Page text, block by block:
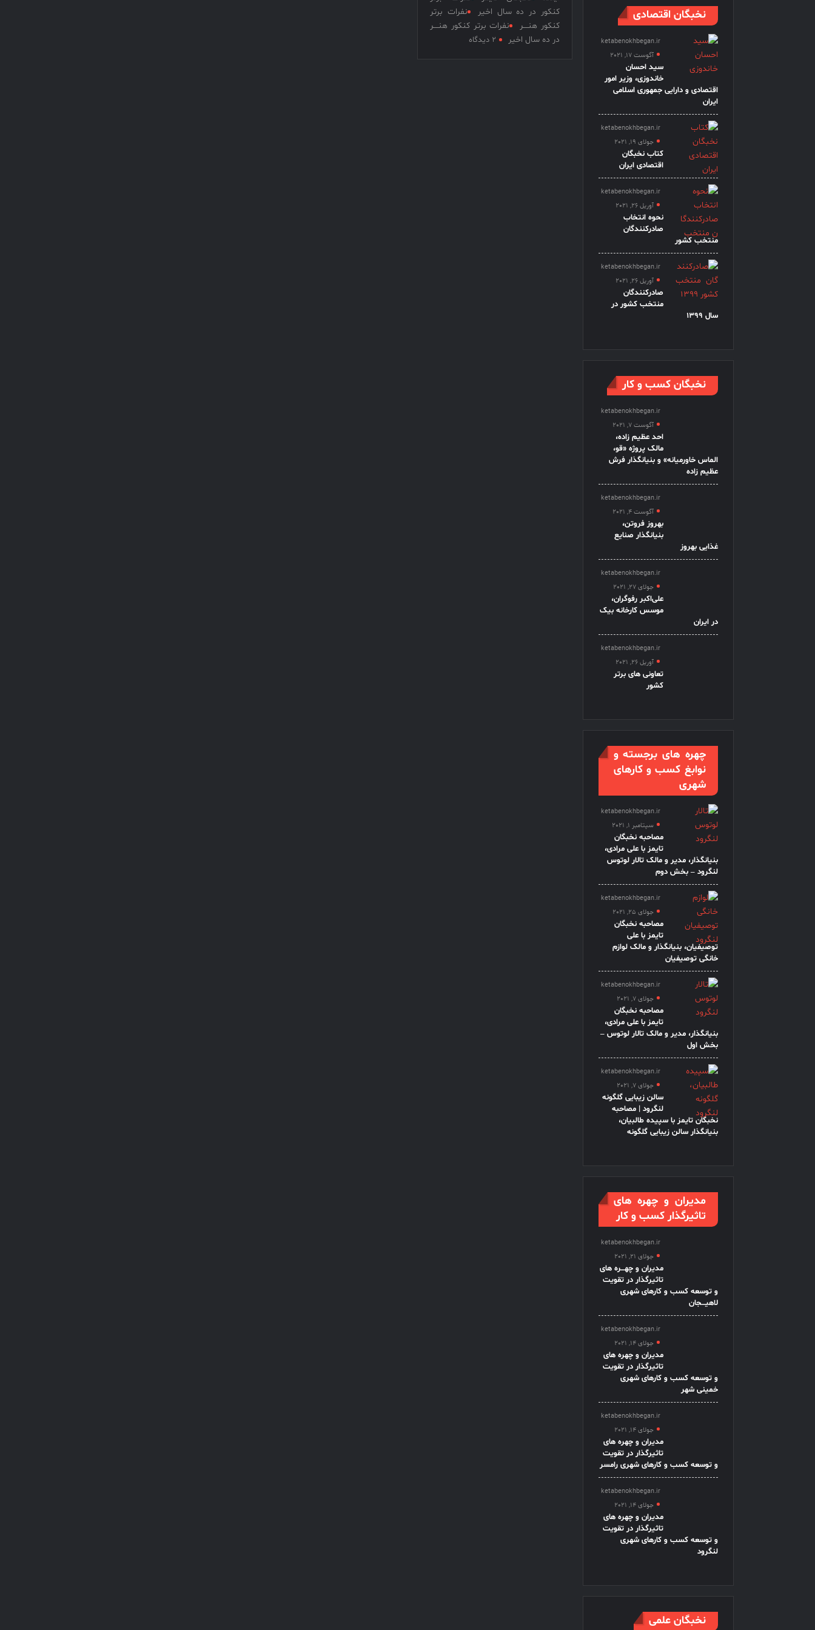
کنکور در ده سال اخیر
نفرات برتر
کنکور هنــــر
نفرات برتر کنکور هنــــر
در ده سال اخیر
2 دیدگاه
نخبگان اقتصادی
ketabenokhbegan.ir
آگوست 17, 2021
سید احسان
خاندوزی، وزیر امور
اقتصادی و دارایی جمهوری اسلامی
ایران
ketabenokhbegan.ir
جولای 19, 2021
کتاب نخبگان
اقتصادی ایران
ketabenokhbegan.ir
آوریل 26, 2021
نحوه انتخاب
صادرکنندگان
منتخب کشور
ketabenokhbegan.ir
آوریل 26, 2021
صادرکنندگان
منتخب کشور در
سال 1399
نخبگان کسب و کار
ketabenokhbegan.ir
آگوست 7, 2021
احد عظیم زاده،
مالک پروژه «قو،
الماس خاورمیانه» و بنیانگذار فرش
عظیم زاده
ketabenokhbegan.ir
آگوست 4, 2021
بهروز فروتن،
بنیانگذار صنایع
غذایی بهروز
ketabenokhbegan.ir
جولای 27, 2021
علی‌اکبر رفوگران،
موسس کارخانه بیک
در ایران
ketabenokhbegan.ir
آوریل 26, 2021
تعاونی های برتر
کشور
چهره های برجسته و
نوابغ کسب و کارهای
شهری
ketabenokhbegan.ir
سپتامبر 1, 2021
مصاحبه نخبگان
تایمز با علی مرادی،
بنیانگذار، مدیر و مالک تالار لوتوس
لنگرود – بخش دوم
ketabenokhbegan.ir
جولای 25, 2021
مصاحبه نخبگان
تایمز با علی
توصیفیان، بنیانگذار و مالک لوازم
خانگی توصیفیان
ketabenokhbegan.ir
جولای 7, 2021
مصاحبه نخبگان
تایمز با علی مرادی،
بنیانگذار، مدیر و مالک تالار لوتوس –
بخش اول
ketabenokhbegan.ir
جولای 7, 2021
سالن زیبایی گلگونه
لنگرود | مصاحبه
نخبگان تایمز با سپیده طالبیان،
بنیانگذار سالن زیبایی گلگونه
مدیران و چهره های
تاثیرگذار کسب و کار
ketabenokhbegan.ir
جولای 21, 2021
مدیران و چهـــره های
تاثیرگذار در تقویت
و توسعه کسب و کارهای شهری
لاهیـــجان
ketabenokhbegan.ir
جولای 14, 2021
مدیران و چهره های
تاثیرگذار در تقویت
و توسعه کسب و کارهای شهری
خمینی شهر
ketabenokhbegan.ir
جولای 14, 2021
مدیران و چهره های
تاثیرگذار در تقویت
و توسعه کسب و کارهای شهری رامسر
ketabenokhbegan.ir
جولای 14, 2021
مدیران و چهره های
تاثیرگذار در تقویت
و توسعه کسب و کارهای شهری
لنگرود
نخبگان علمی